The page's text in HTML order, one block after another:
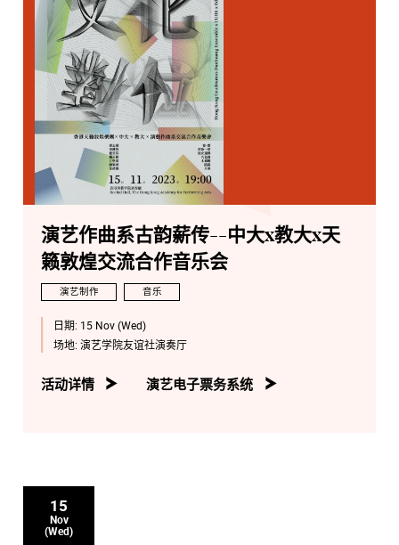
演艺作曲系古韵薪传--中大x教大x天
籁敦煌交流合作音乐会
演艺制作 音乐
日期: 15 Nov (Wed)
场地: 演艺学院友谊社演奏厅
活动详情 演艺电子票务系统
15
Nov
(Wed)